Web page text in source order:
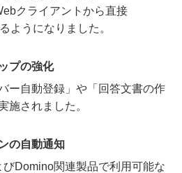
クライアントから直接
ようになりました。
プの強化
ー自動登録」や「回答文書の作
施されました。
の自動通知
Domino関連製品で利用可能な